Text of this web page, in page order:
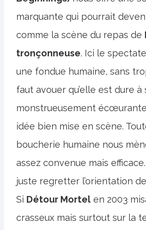
marquante qui pourrait
comme la scène du repas de
tronçonneuse. Ici le
une fondue humaine, sans
faut avouer qu’elle est dure
monstrueusement
idée bien mise en scène.
boucherie humaine nous
assez convenue mais
juste regretter l’orientation
Si Détour Mortel en 2003
crasseux mais surtout sur la